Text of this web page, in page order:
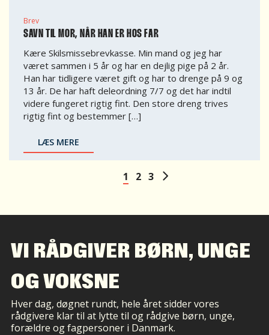
Brev
SAVN TIL MOR, NÅR HAN ER HOS FAR
Kære Skilsmissebrevkasse. Min mand og jeg har
været sammen i 5 år og har en dejlig pige på 2 år.
Han har tidligere været gift og har to drenge på 9 og
13 år. De har haft deleordning 7/7 og det har indtil
videre fungeret rigtig fint. Den store dreng trives
rigtig fint og bestemmer […]
LÆS MERE
1 2 3
VI RÅDGIVER BØRN, UNGE
OG VOKSNE
Hver dag, døgnet rundt, hele året sidder vores
rådgivere klar til at lytte til og rådgive børn, unge,
forældre og fagpersoner i Danmark.